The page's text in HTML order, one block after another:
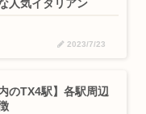
人気イタリアン
2023/7/23
のTX4駅】各駅周辺